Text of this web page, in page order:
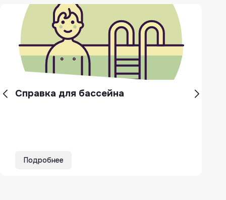
Справка для бассейна
Подробнее